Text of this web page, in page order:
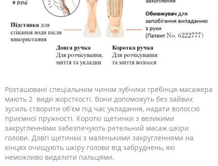
Розташовані спеціальним чином зубчики гребінця-масажера
мають 2 види жорсткості. Вони допоможуть без зайвих
зусиль створити об’єм під час укладання, надати волоссю
приємної пружності. Короткі щетинки з великими
закругленнями забезпечують ретельний масаж шкіри
голови. Довгі щетинки з маленькими закругленнями на
кінцях очищують шкіру голови від забруднень, які
неможливо видалити пальцями.